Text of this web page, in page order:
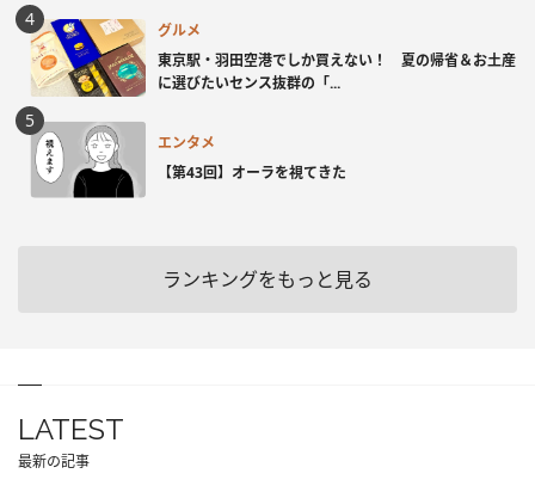
グルメ
東京駅・羽田空港でしか買えない！ 夏の帰省＆お土産
に選びたいセンス抜群の「...
エンタメ
【第43回】オーラを視てきた
ランキングをもっと見る
LATEST
最新の記事